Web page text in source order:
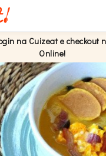
na Cuizeat e checkout
Online!